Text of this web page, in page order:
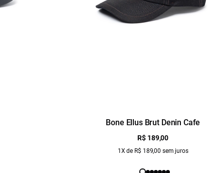
Bone Ellus Brut Denin Cafe
R$ 189,00
1X de R$ 189,00 sem juros